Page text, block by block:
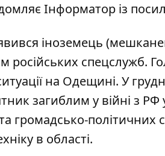
Інформатор із
іноземець
російських спецслужб.
на Одещині. У
загиблим у війні з РФ
громадсько-політичних
в області.